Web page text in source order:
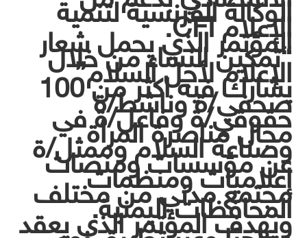
الوكالة الفرنسية لتنمية
الإعلام CFI.
المؤتمر الذي يحمل شعار
“تمكين النساء من خلال
الإعلام لأجل السلام”يشارك فيه اكثر من 100 صحفي/ة وناشط/ة
حقوقي/ة وفاعل/ة في
مجال مناصرة المرأة
وصناعة السلام وممثل/ة
عن مؤسسات ومنصات
إعلاميات ومنظمات
مجتمع مدني من مختلف
المحافظات اليمنية.
ويهدف المؤتمر الذي يعقد